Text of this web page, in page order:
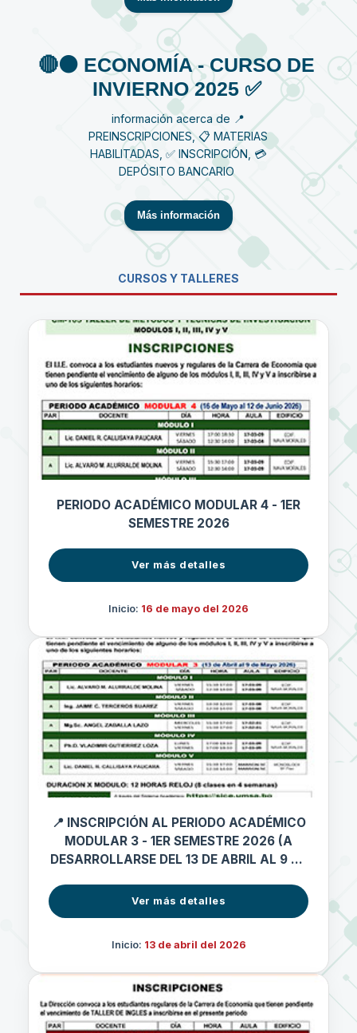
🔴⚫️ ECONOMÍA - CURSO DE
INVIERNO 2025 ✅
información acerca de 📍
PREINSCRIPCIONES, 📋 MATERIAS
HABILITADAS, ✅ INSCRIPCIÓN, 💳
DEPÓSITO BANCARIO
Más información
CURSOS Y TALLERES
PERIODO ACADÉMICO MODULAR 4 - 1ER
SEMESTRE 2026
Ver más detalles
Inicio: 16 de mayo del 2026
📍 INSCRIPCIÓN AL PERIODO ACADÉMICO
MODULAR 3 - 1ER SEMESTRE 2026 (A
DESARROLLARSE DEL 13 DE ABRIL AL 9 DE
Ver más detalles
Inicio: 13 de abril del 2026